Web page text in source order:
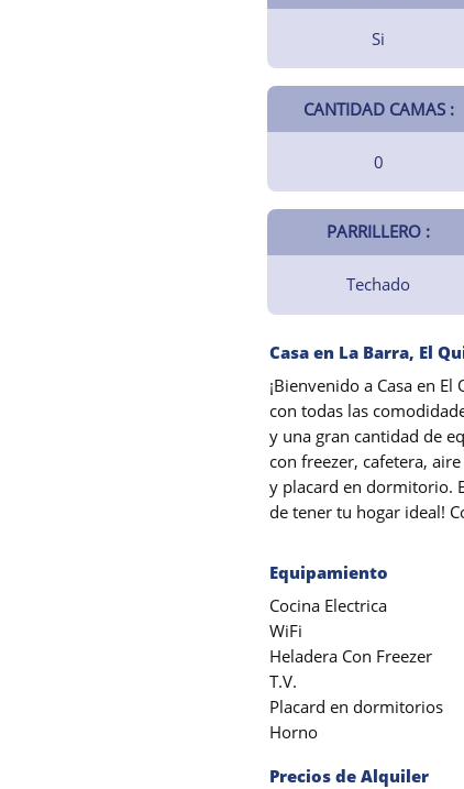
Si
CANTIDAD CAMAS :
0
PARRILLERO :
Techado
Casa en La Barra, El
¡Bienvenido a Casa en
con todas las
y una gran cantidad de
con freezer, cafetera,
y placard en dormitorio.
de tener tu hogar ideal!
Equipamiento
Cocina Electrica
WiFi
Heladera Con Freezer
T.V.
Placard en dormitorios
Horno
Precios de Alquiler